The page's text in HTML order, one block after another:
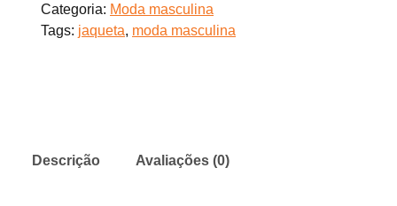
Categoria: Moda masculina
Tags: jaqueta, moda masculina
Descrição Avaliações (0)